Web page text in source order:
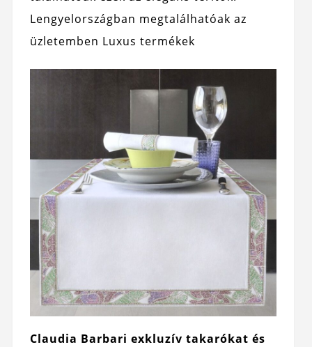
Lengyelországban megtalálhatóak az
üzletemben Luxus termékek
Claudia Barbari exkluzív takarókat és